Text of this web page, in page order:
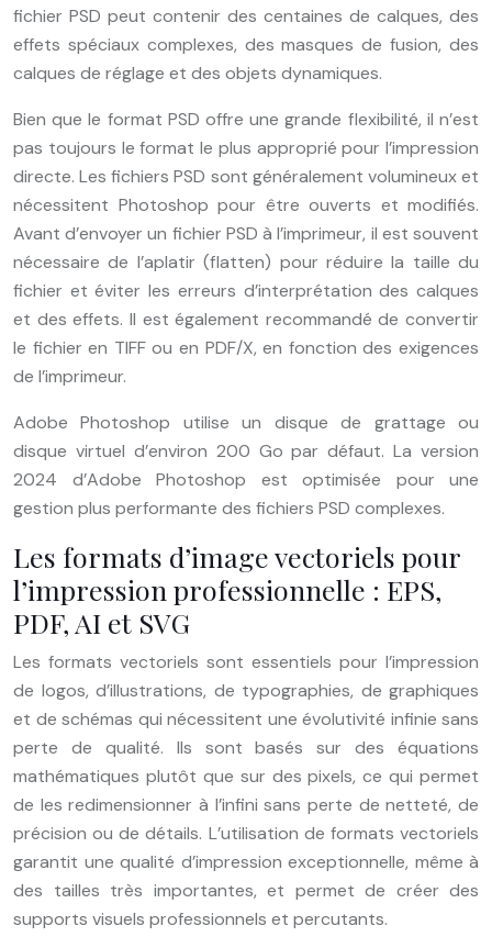
fichier PSD peut contenir des centaines de calques, des
effets spéciaux complexes, des masques de fusion, des
calques de réglage et des objets dynamiques.
Bien que le format PSD offre une grande flexibilité, il n’est
pas toujours le format le plus approprié pour l’impression
directe. Les fichiers PSD sont généralement volumineux et
nécessitent Photoshop pour être ouverts et modifiés.
Avant d’envoyer un fichier PSD à l’imprimeur, il est souvent
nécessaire de l’aplatir (flatten) pour réduire la taille du
fichier et éviter les erreurs d’interprétation des calques
et des effets. Il est également recommandé de convertir
le fichier en TIFF ou en PDF/X, en fonction des exigences
de l’imprimeur.
Adobe Photoshop utilise un disque de grattage ou
disque virtuel d’environ 200 Go par défaut. La version
2024 d’Adobe Photoshop est optimisée pour une
gestion plus performante des fichiers PSD complexes.
Les formats d’image vectoriels pour
l’impression professionnelle : EPS,
PDF, AI et SVG
Les formats vectoriels sont essentiels pour l’impression
de logos, d’illustrations, de typographies, de graphiques
et de schémas qui nécessitent une évolutivité infinie sans
perte de qualité. Ils sont basés sur des équations
mathématiques plutôt que sur des pixels, ce qui permet
de les redimensionner à l’infini sans perte de netteté, de
précision ou de détails. L’utilisation de formats vectoriels
garantit une qualité d’impression exceptionnelle, même à
des tailles très importantes, et permet de créer des
supports visuels professionnels et percutants.